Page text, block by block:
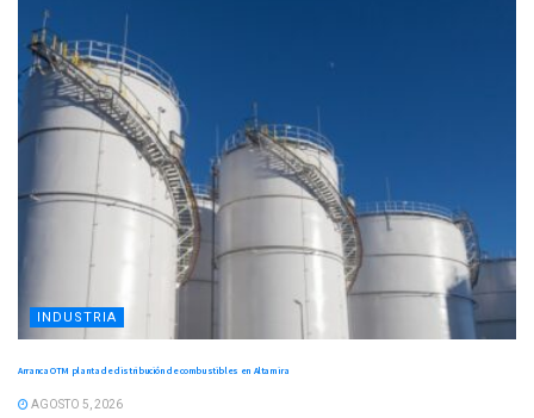
INDUSTRIA
Arranca OTM planta de distribución de combustibles en Altamira
AGOSTO 5, 2026